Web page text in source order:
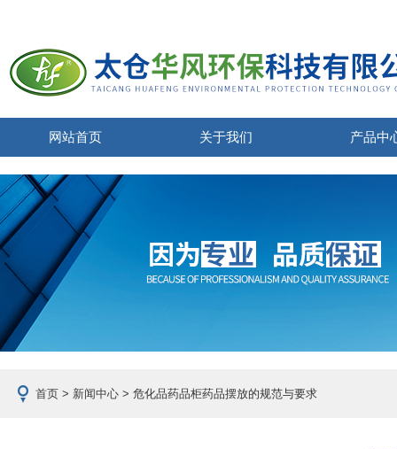
网站首页 关于我们 产品中
首页 > 新闻中心 > 危化品药品柜药品摆放的规范与要求